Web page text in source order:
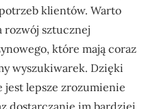
klientów. Warto
rozwój sztucznej
które mają coraz
wyszukiwarek. Dzięki
lepsze zrozumienie
dostarczanie im bardziej